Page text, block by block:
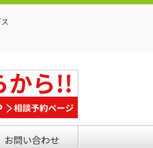
お問い合わせ